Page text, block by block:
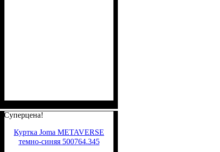
Суперцена!
Куртка Joma METAVERSE
темно-синяя 500764.345